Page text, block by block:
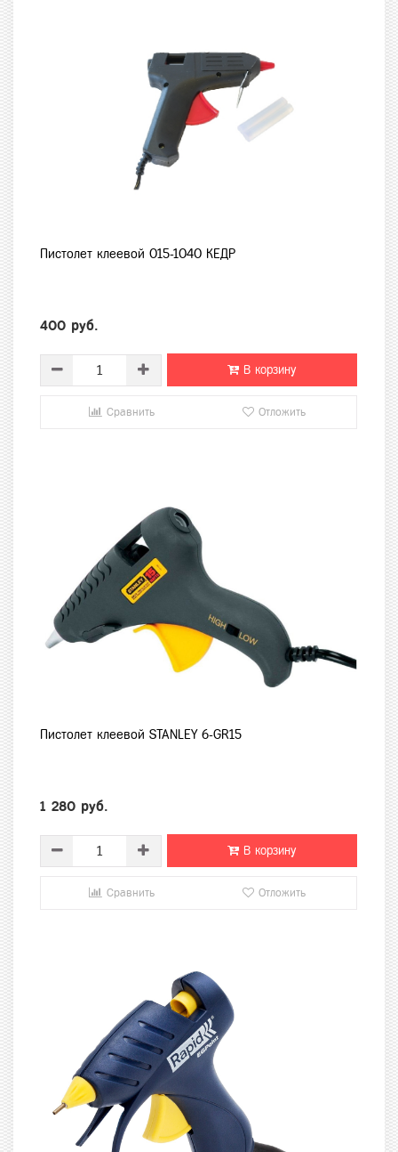
Пистолет клеевой 015-1040 КЕДР
400 руб.
В корзину
Сравнить Отложить
Пистолет клеевой STANLEY 6-GR15
1 280 руб.
В корзину
Сравнить Отложить